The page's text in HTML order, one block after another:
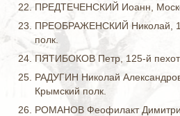
ПРЕДТЕЧЕНСКИЙ Иоанн,
ПРЕОБРАЖЕНСКИЙ Николай,
полк.
ПЯТИБОКОВ Петр, 125-й
РАДУГИН Николай
Крымский полк.
РОМАНОВ Феофилакт